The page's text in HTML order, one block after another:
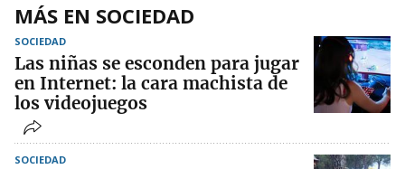
MÁS EN SOCIEDAD
SOCIEDAD
Las niñas se esconden para jugar
en Internet: la cara machista de
los videojuegos
SOCIEDAD